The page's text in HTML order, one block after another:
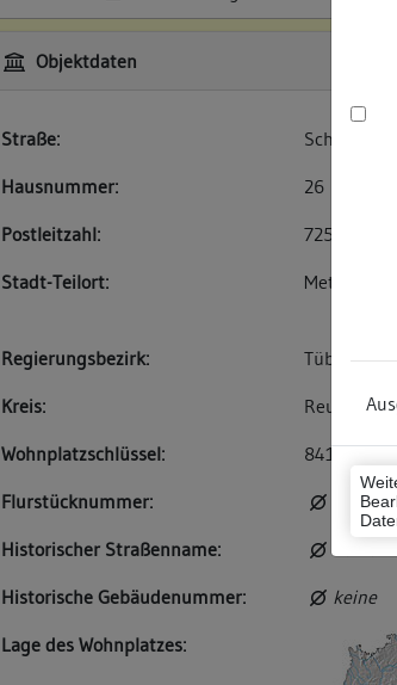
Objektdaten
Straße:
Hausnummer:
26
Postleitzahl:
72555
Stadt-Teilort:
Metzingen
Regierungsbezirk:
Tübingen
Kreis:
Wohnplatzschlüssel:
Flurstücknummer:
keine
Historischer Straßenname:
keiner
Historische Gebäudenummer:
keine
Lage des Wohnplatzes: